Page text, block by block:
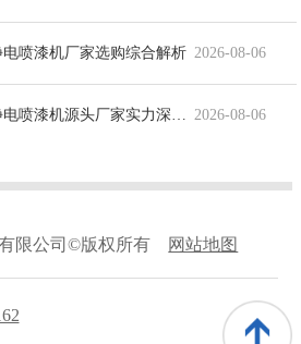
电喷漆机厂家选购综合解析 2026-08-06
2026-08-06
限公司©版权所有 网站地图